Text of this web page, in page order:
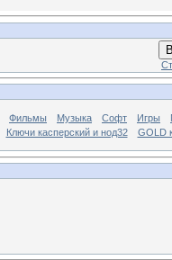
Фильмы Музыка Софт Игры
Ключи касперский и нод32
GOLD